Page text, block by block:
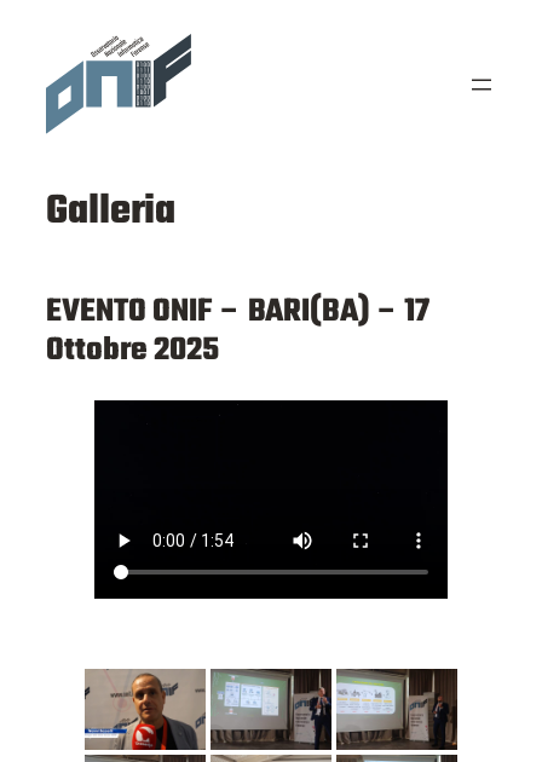
contenuto
Galleria
EVENTO ONIF – BARI(BA) – 17
Ottobre 2025